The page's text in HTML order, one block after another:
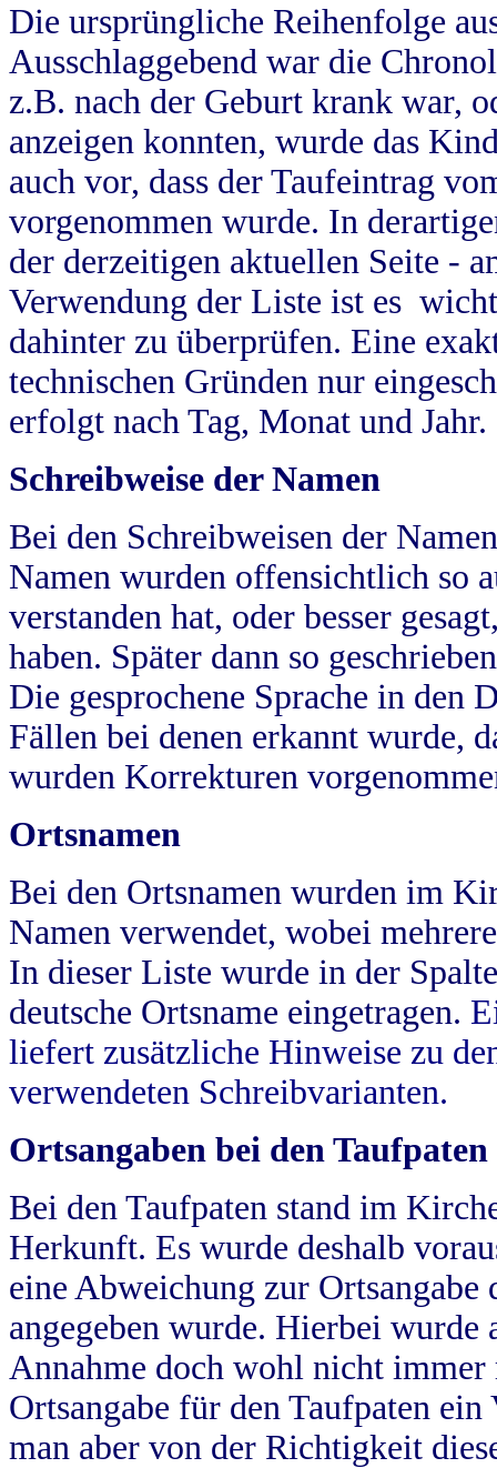
Die ursprüngliche Reihenfolge
Ausschlaggebend war die
z.B. nach der Geburt krank war,
anzeigen konnten, wurde das
auch vor, dass der Taufeintrag
vorgenommen wurde. In
der derzeitigen aktuellen Seite -
Verwendung der Liste ist es
dahinter zu überprüfen. Eine
technischen Gründen nur
erfolgt nach Tag, Monat und Jahr.
Schreibweise der Namen
Bei den Schreibweisen der
Namen wurden offensichtlich so
verstanden hat, oder besser
haben. Später dann so
Die gesprochene Sprache in
Fällen bei denen erkannt wurde,
wurden Korrekturen
Ortsnamen
Bei den Ortsnamen wurden im
Namen verwendet, wobei
In dieser Liste wurde in der
deutsche Ortsname eingetragen.
liefert zusätzliche Hinweise zu
verwendeten Schreibvarianten.
Ortsangaben bei den Taufpaten
Bei den Taufpaten stand im
Herkunft. Es wurde deshalb
eine Abweichung zur
angegeben wurde. Hierbei wurde
Annahme doch wohl nicht
Ortsangabe für den Taufpaten
man aber von der Richtigkeit